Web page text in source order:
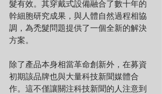
髮有效。其穿戴式設備融合了數十年的
幹細胞研究成果，與人體自然過程相協
調，為禿髮問題提供了一個全新的解決
方案。
除了產品本身相當革命創新外，在募資
初期該品牌也與大量科技新聞媒體合
作。這不僅讓關注科技新聞的人注意到